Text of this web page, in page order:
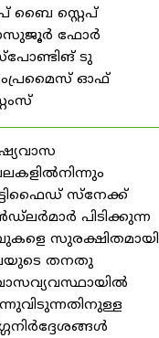
ബൈ സ്റ്റെപ്
ഫോർ
ടു
ഓഫ്
സ്നേക്ക്
പിടിക്കുന്ന
സുരക്ഷിതമായി
തനതു